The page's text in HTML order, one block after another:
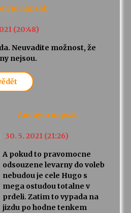
napsal:
(20:48)
Neuvadite možnost, že
nejsou.
Anonym napsal:
30. 5. 2021 (21:26)
A pokud to pravomocne
odsouzene levarny do voleb
nebudou je cele Hugo s
mega ostudou totalne v
prdeli. Zatim to vypada na
jizdu po hodne tenkem